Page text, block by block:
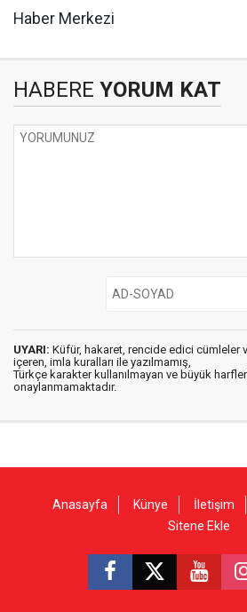
Haber Merkezi
HABERE YORUM KAT
UYARI: Küfür, hakaret, rencide edici cümleler
içeren, imla kuralları ile yazılmamış,
Türkçe karakter kullanılmayan ve büyük
onaylanmamaktadır.
Anasayfa Künye İletişim
Sitene Ekle